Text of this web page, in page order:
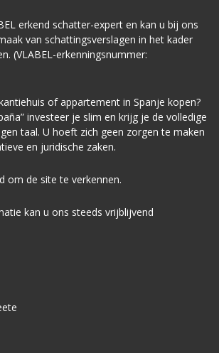
erkend schatter-expert en kan u bij ons
van schattingsverslagen in het kader
(VLABEL-erkenningsnummer:
of appartement in Spanje kopen?
investeer je slim en krijg je de volledige
taal. U hoeft zich geen zorgen te maken
en juridische zaken.
om de site te verkennen.
kan u ons steeds vrijblijvend